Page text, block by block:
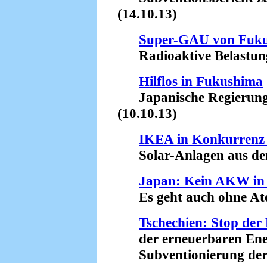
(14.10.13)
Super-GAU von
Radioaktive
Hilflos in Fukushima
Japanische
(10.10.13)
IKEA in Konkurrenz
Solar-Anlagen aus
Japan: Kein AKW in
Es geht auch ohne
Tschechien: Stop
der erneuerbaren
Subventionierung der